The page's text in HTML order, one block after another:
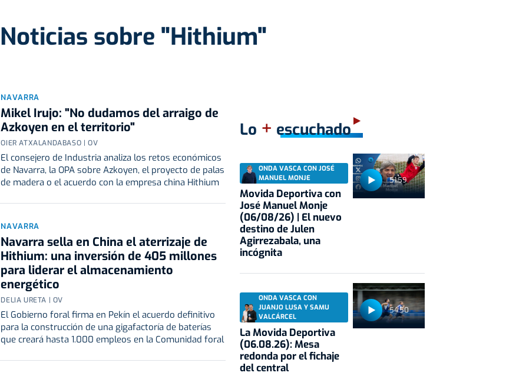
Noticias sobre "Hithium"
NAVARRA
Mikel Irujo: "No dudamos del arraigo de
Azkoyen en el territorio"
OIER ATXALANDABASO | OV
El consejero de Industria analiza los retos económicos
de Navarra, la OPA sobre Azkoyen, el proyecto de palas
de madera o el acuerdo con la empresa china Hithium
NAVARRA
Navarra sella en China el aterrizaje de
Hithium: una inversión de 405 millones
para liderar el almacenamiento
energético
DELIA URETA | OV
El Gobierno foral firma en Pekín el acuerdo definitivo
para la construcción de una gigafactoría de baterías
que creará hasta 1.000 empleos en la Comunidad foral
Lo + escuchado
51:59
ONDA VASCA CON JOSÉ
MANUEL MONJE
Movida Deportiva con
José Manuel Monje
(06/08/26) | El nuevo
destino de Julen
Agirrezabala, una
incógnita
54:50
ONDA VASCA CON
JUANJO LUSA Y SAMU
VALCÁRCEL
La Movida Deportiva
(06.08.26): Mesa
redonda por el fichaje
del central